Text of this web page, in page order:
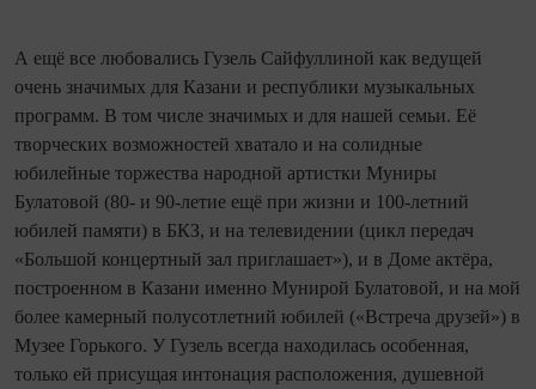
А ещё все любовались Гузель Сайфуллиной как ведущей
очень значимых для Казани и республики музыкальных
программ. В том числе значимых и для нашей семьи. Её
творческих возможностей хватало и на солидные
юбилейные торжества народной артистки Муниры
Булатовой (80- и 90-летие ещё при жизни и 100-летний
юбилей памяти) в БКЗ, и на телевидении (цикл передач
«Большой концертный зал приглашает»), и в Доме актёра,
построенном в Казани именно Мунирой Булатовой, и на мой
более камерный полусотлетний юбилей («Встреча друзей») в
Музее Горького. У Гузель всегда находилась особенная,
только ей присущая интонация расположения, душевной